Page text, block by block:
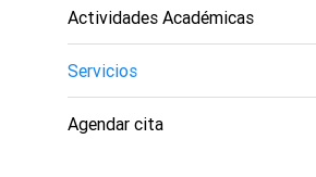
Actividades Académicas
Servicios
Agendar cita